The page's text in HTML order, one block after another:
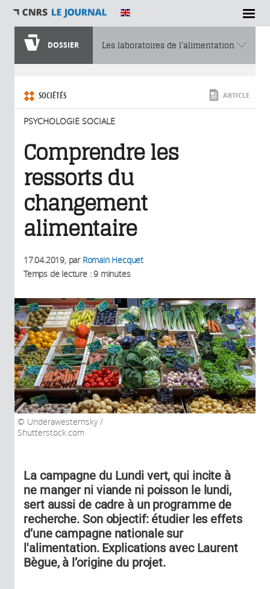
SECTIONS
DOSSIER Les laboratoires de l’alimentation
SOCIÉTÉS
PSYCHOLOGIE SOCIALE
ARTICLE
Comprendre les
ressorts du
changement
alimentaire
17.04.2019, par Romain Hecquet
Temps de lecture : 9 minutes
Underawesternsky /
Shutterstock.com
La campagne du Lundi vert, qui incite à
ne manger ni viande ni poisson le lundi,
sert aussi de cadre à un programme de
recherche. Son objectif: étudier les effets
d’une campagne nationale sur
l'alimentation. Explications avec Laurent
Bègue, à l’origine du projet.